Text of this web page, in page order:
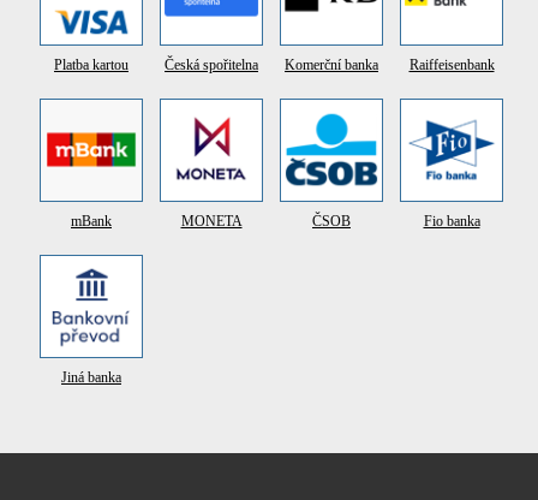
Platba kartou Česká spořitelna Komerční banka Raiffeisenbank
mBank MONETA ČSOB Fio banka
Jiná banka